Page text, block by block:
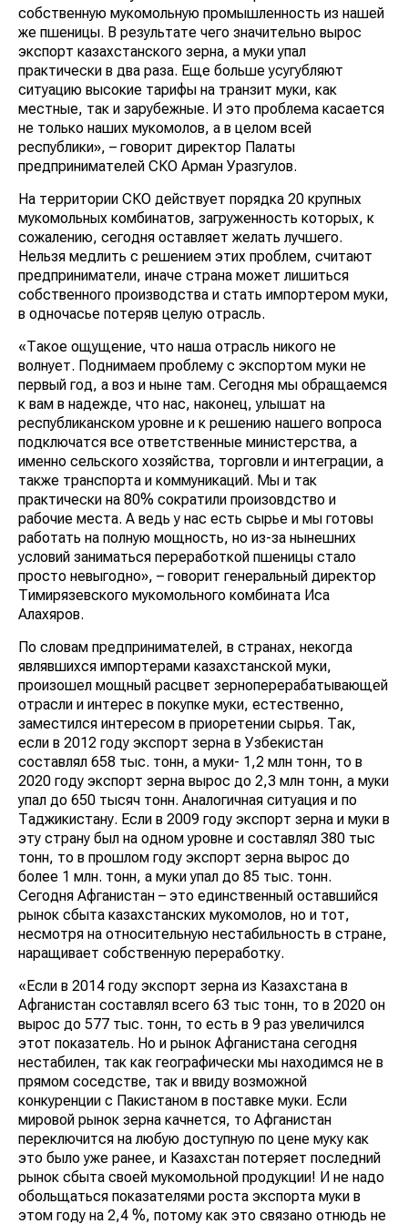
собственную мукомольную промышленность из нашей
же пшеницы. В результате чего значительно вырос
экспорт казахстанского зерна, а муки упал
практически в два раза. Еще больше усугубляют
ситуацию высокие тарифы на транзит муки, как
местные, так и зарубежные. И это проблема касается
не только наших мукомолов, а в целом всей
республики», – говорит директор Палаты
предпринимателей СКО Арман Уразгулов.
На территории СКО действует порядка 20 крупных
мукомольных комбинатов, загруженность которых, к
сожалению, сегодня оставляет желать лучшего.
Нельзя медлить с решением этих проблем, считают
предприниматели, иначе страна может лишиться
собственного производства и стать импортером муки,
в одночасье потеряв целую отрасль.
«Такое ощущение, что наша отрасль никого не
волнует. Поднимаем проблему с экспортом муки не
первый год, а воз и ныне там. Сегодня мы обращаемся
к вам в надежде, что нас, наконец, улышат на
республиканском уровне и к решению нашего вопроса
подключатся все ответственные министерства, а
именно сельского хозяйства, торговли и интеграции, а
также транспорта и коммуникаций. Мы и так
практически на 80% сократили произовдство и
рабочие места. А ведь у нас есть сырье и мы готовы
работать на полную мощность, но из-за нынешних
условий заниматься переработкой пшеницы стало
просто невыгодно», – говорит генеральный директор
Тимирязевского мукомольного комбината Иса
Алахяров.
По словам предпринимателей, в странах, некогда
являвшихся импортерами казахстанской муки,
произошел мощный расцвет зерноперерабатывающей
отрасли и интерес в покупке муки, естественно,
заместился интересом в приоретении сырья. Так,
если в 2012 году экспорт зерна в Узбекистан
составлял 658 тыс. тонн, а муки- 1,2 млн тонн, то в
2020 году экспорт зерна вырос до 2,3 млн тонн, а муки
упал до 650 тысяч тонн. Аналогичная ситуация и по
Таджикистану. Если в 2009 году экспорт зерна и муки в
эту страну был на одном уровне и составлял 380 тыс
тонн, то в прошлом году экспорт зерна вырос до
более 1 млн. тонн, а муки упал до 85 тыс. тонн.
Сегодня Афганистан – это единственный оставшийся
рынок сбыта казахстанских мукомолов, но и тот,
несмотря на относительную нестабильность в стране,
наращивает собственную переработку.
«Если в 2014 году экспорт зерна из Казахстана в
Афганистан составлял всего 63 тыс тонн, то в 2020 он
вырос до 577 тыс. тонн, то есть в 9 раз увеличился
этот показатель. Но и рынок Афганистана сегодня
нестабилен, так как географически мы находимся не в
прямом соседстве, так и ввиду возможной
конкуренции с Пакистаном в поставке муки. Если
мировой рынок зерна качнется, то Афганистан
переключится на любую доступную по цене муку как
это было уже ранее, и Казахстан потеряет последний
рынок сбыта своей мукомольной продукции! И не надо
обольщаться показателями роста экспорта муки в
этом году на 2,4 %, потому как это связано отнюдь не